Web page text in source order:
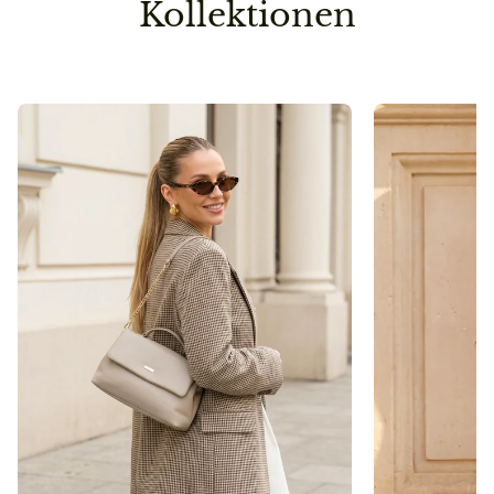
auch die zweite/dritte Ware auf Lager ist.
So sparen wir einen Versandweg und belasten die
Umwelt nicht unnötig.
Pflegehinweis
Bitte vermeidet den Kontakt zu Desinfektionsmittel
oder anderen chemischen Substanzen, da die
Oberfläche dadurch angegriffen werden kann.
Kollektionen